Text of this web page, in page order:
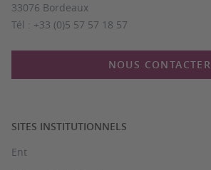
33076 Bordeaux
Tél : +33 (0)5 57 57 18 57
NOUS CONTACTER
SITES INSTITUTIONNELS
Ent